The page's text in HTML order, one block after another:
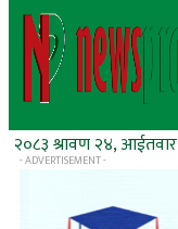
२०८३ श्रावण २४, आईतवार
- ADVERTISEMENT -